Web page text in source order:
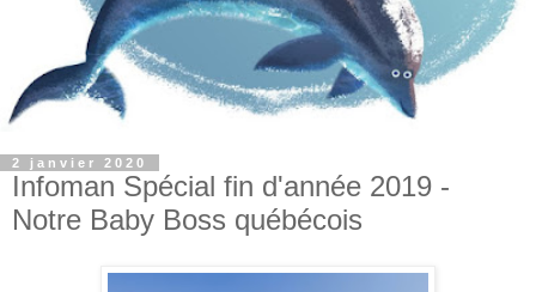
2 janvier 2020
Infoman Spécial fin d'année 2019 -
Notre Baby Boss québécois